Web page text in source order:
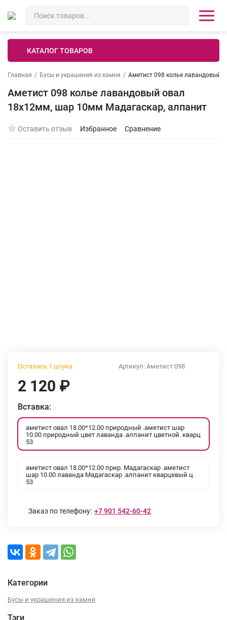
КАТАЛОГ ТОВАРОВ
Главная / Бусы и украшения из камня / Аметист 098 колье лавандовый
Аметист 098 колье лавандовый овал
18х12мм, шар 10мм Мадагаскар, алпанит
Оставить отзыв Избранное Сравнение
Артикул: Аметист 098
Осталась 1 штука
2 120 ₽
Вставка:
аметист овал 18.00*12.00 природный .аметист шар
10.00 природный цвет лаванда .алпанит цветной. кварц
53
аметист овал 18.00*12.00 прир. Мадагаскар .аметист
шар 10.00 лаванда Мадагаскар .алпанит кварцевый ц
53
Заказ по телефону: +7 901 542-60-42
Категории
Бусы и украшения из камня
Тэги